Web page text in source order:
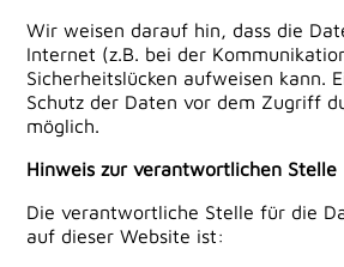
Wir weisen darauf hin, dass die
Internet (z.B. bei der
Sicherheitslücken aufweisen kann.
Schutz der Daten vor dem Zugriff
möglich.
Hinweis zur verantwortlichen Stelle
Die verantwortliche Stelle für die
auf dieser Website ist: